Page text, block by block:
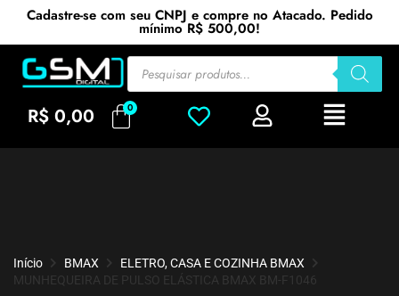
Cadastre-se com seu CNPJ e compre no Atacado. Pedido
mínimo R$ 500,00!
R$ 0,00
Início BMAX
ELETRO, CASA E COZINHA BMAX
MUNHEQUEIRA DE PULSO ELÁSTICA BMAX BM-F1046